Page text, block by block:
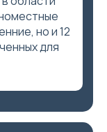
но и 12
для